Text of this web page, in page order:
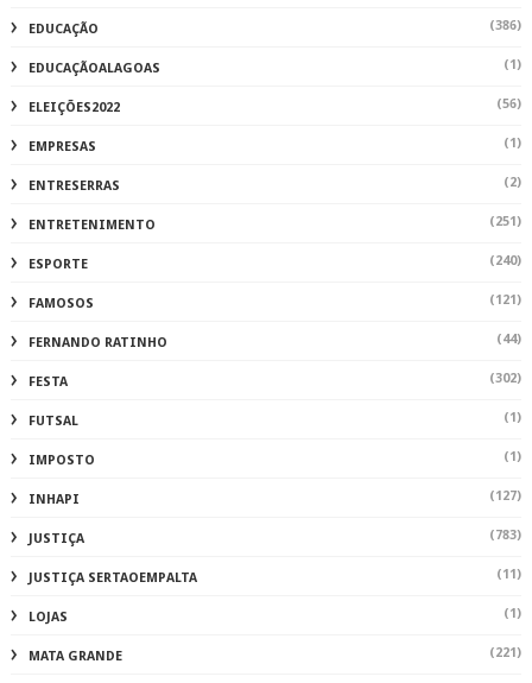
EDUCAÇÃO (386)
EDUCAÇÃOALAGOAS (1)
ELEIÇÕES2022 (56)
EMPRESAS (1)
ENTRESERRAS (2)
ENTRETENIMENTO (251)
ESPORTE (240)
FAMOSOS (121)
FERNANDO RATINHO (44)
FESTA (302)
FUTSAL (1)
IMPOSTO (1)
INHAPI (127)
JUSTIÇA (783)
JUSTIÇA SERTAOEMPALTA (11)
LOJAS (1)
MATA GRANDE (221)